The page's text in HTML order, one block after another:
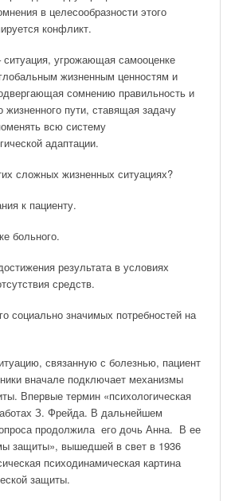
в целесообразности этого
конфликт.
ситуация, угрожающая самооценке
жизненным ценностям и
сомнению правильность и
жизненного пути, ставящая задачу
всю систему
адаптации.
сложных жизненных ситуациях?
к пациенту.
больного.
результата в условиях
средств.
значимых потребностей на
связанную с болезнью, пациент
вначале подключает механизмы
Впервые термин «психологическая
З. Фрейда. В дальнейшем
продолжила его дочь Анна. В ее
защиты», вышедшей в свет в 1936
психодинамическая картина
защиты.